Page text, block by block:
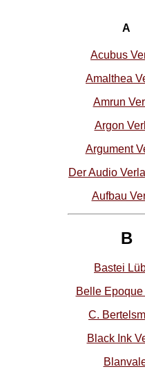
A
Acubus
Amalthea
Amrun
Argon
Argument
Der Audio
Aufbau
B
Bastei
Belle Epoque
C.
Black Ink